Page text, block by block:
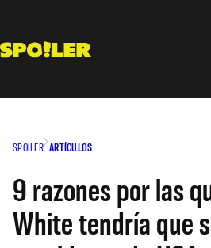
contenido
SPOILER ARTÍCULOS
9 razones por las
White tendría que